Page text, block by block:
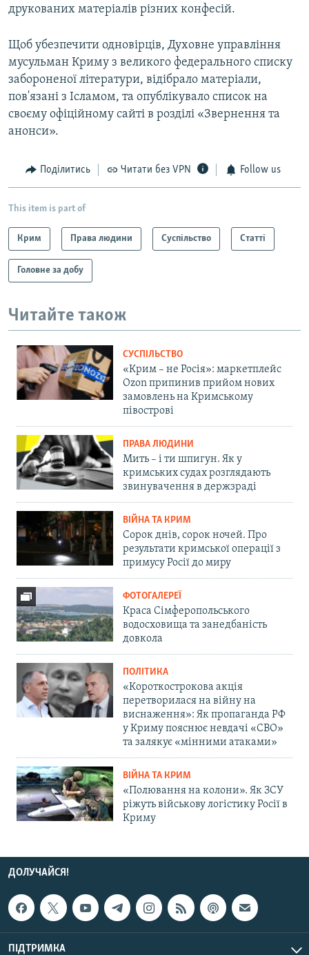
друкованих матеріалів різних конфесій.
Щоб убезпечити одновірців, Духовне управління
мусульман Криму з великого федерального списку
забороненої літератури, відібрало матеріали,
пов'язані з Ісламом, та опублікувало список на
своєму офіційному сайті в розділі «Звернення та
анонси».
Поділитись Читати без VPN Follow us
This item is part of
Крим Права людини Суспільство Статті
Головне за добу
Читайте також
СУСПІЛЬСТВО
«Крим – не Росія»: маркетплейс
Ozon припинив прийом нових
замовлень на Кримському
півострові
ПРАВА ЛЮДИНИ
Мить – і ти шпигун. Як у
кримських судах розглядають
звинувачення в держзраді
ВІЙНА ТА КРИМ
Сорок днів, сорок ночей. Про
результати кримської операції з
примусу Росії до миру
ФОТОГАЛЕРЕЇ
Краса Сімферопольського
водосховища та занедбаність
довкола
ПОЛІТИКА
«Короткострокова акція
перетворилася на війну на
виснаження»: Як пропаганда РФ
у Криму пояснює невдачі «СВО»
та залякує «мінними атаками»
ВІЙНА ТА КРИМ
«Полювання на колони». Як ЗСУ
ріжуть військову логістику Росії в
Криму
ДОЛУЧАЙСЯ!
ПІДТРИМКА